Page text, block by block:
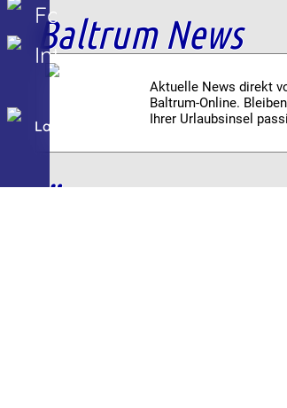
Baltrum News
Aktuelle News direkt
Baltrum-Online.
Ihrer Urlaubsinsel
Öffnungszeiten
Fahrplan
Interaktiv
Lageplan